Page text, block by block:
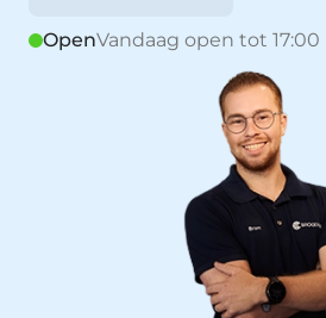
OpenVandaag open tot 17:00